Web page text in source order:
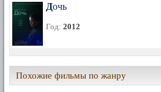
Дочь
Год: 2012
Похожие фильмы по жанру